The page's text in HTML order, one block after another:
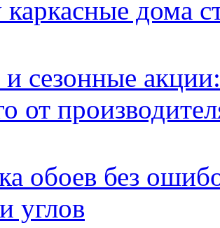
дома
сезонные
от
обоев без
углов